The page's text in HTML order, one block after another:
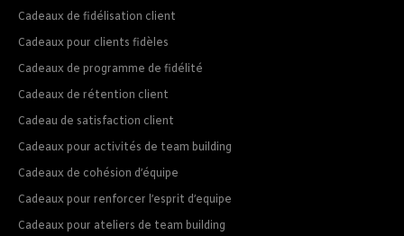
Cadeaux de fidélisation client
Cadeaux pour clients fidèles
Cadeaux de programme de fidélité
Cadeaux de rétention client
Cadeau de satisfaction client
Cadeaux pour activités de team building
Cadeaux de cohésion d’équipe
Cadeaux pour renforcer l’esprit d’equipe
Cadeaux pour ateliers de team building